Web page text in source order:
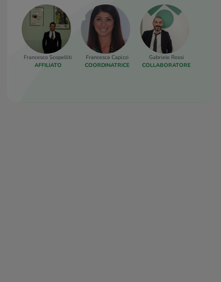
Francesco Scopelliti
AFFILIATO
Francesca Capizzi
COORDINATRICE
Gabriele Rossi
COLLABORATORE